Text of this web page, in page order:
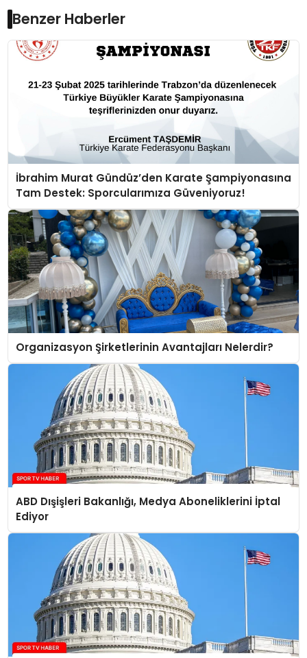
Benzer Haberler
İbrahim Murat Gündüz’den Karate Şampiyonasına
Tam Destek: Sporcularımıza Güveniyoruz!
Organizasyon Şirketlerinin Avantajları Nelerdir?
ABD Dışişleri Bakanlığı, Medya Aboneliklerini İptal
Ediyor